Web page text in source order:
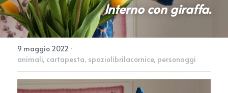
Interno con giraffa.
9 maggio 2022 ·
animali, cartapesta, spaziolibrilacornice, personaggi